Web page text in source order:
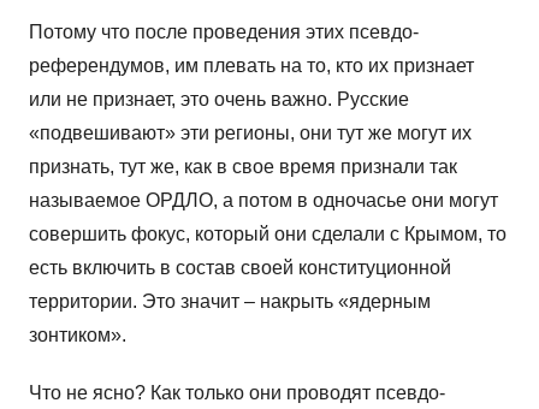
Потому что после проведения этих псевдо-
референдумов, им плевать на то, кто их признает
или не признает, это очень важно. Русские
«подвешивают» эти регионы, они тут же могут их
признать, тут же, как в свое время признали так
называемое ОРДЛО, а потом в одночасье они могут
совершить фокус, который они сделали с Крымом, то
есть включить в состав своей конституционной
территории. Это значит – накрыть «ядерным
зонтиком».
Что не ясно? Как только они проводят псевдо-